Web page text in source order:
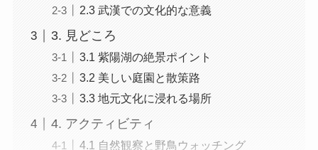
2.3 武漢での文化的な意義
3. 見どころ
3.1 紫陽湖の絶景ポイント
3.2 美しい庭園と散策路
3.3 地元文化に浸れる場所
4. アクティビティ
4.1 自然観察と野鳥ウォッチング